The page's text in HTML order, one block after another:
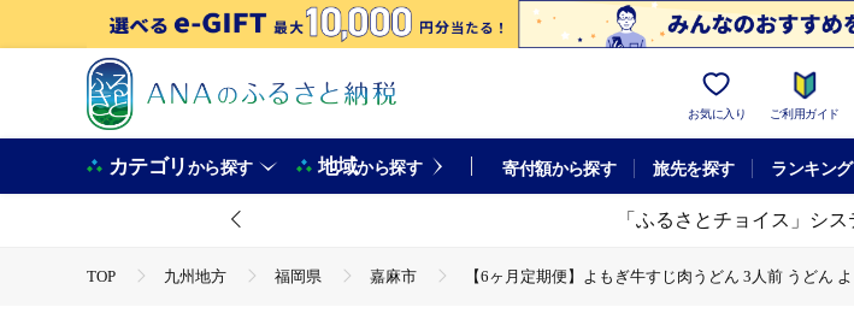
お気に入り ご利用ガイド
カテゴリから探す 地域から探す 寄付額から探す 旅先を探す ランキング
「ふるさとチョイス」シ
TOP 九州地方 福岡県 嘉麻市 【6ヶ月定期便】よもぎ牛すじ肉うどん 3人前 うどん